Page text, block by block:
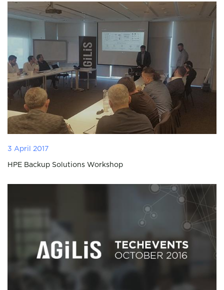
3 April 2017
HPE Backup Solutions Workshop